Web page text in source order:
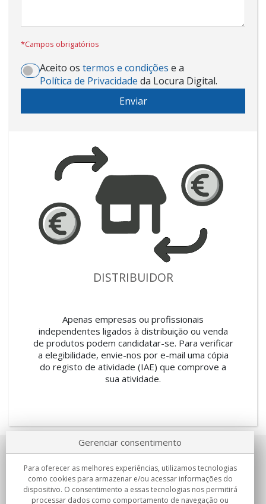
DISTRIBUIDOR
Apenas empresas ou profissionais
independentes ligados à distribuição ou venda
de produtos podem candidatar-se. Para verificar
a elegibilidade, envie-nos por e-mail uma cópia
do registo de atividade (IAE) que comprove a
sua atividade.
*Campos obrigatórios
Aceito os termos e condições e a
Política de Privacidade da Locura Digital.
Enviar
Sobre nosotros
Compromissos
Gerenciar consentimento
Para oferecer as melhores experiências, utilizamos tecnologias
como cookies para armazenar e/ou acessar informações do
dispositivo. O consentimento a essas tecnologias nos permitirá
processar dados como comportamento de navegação ou